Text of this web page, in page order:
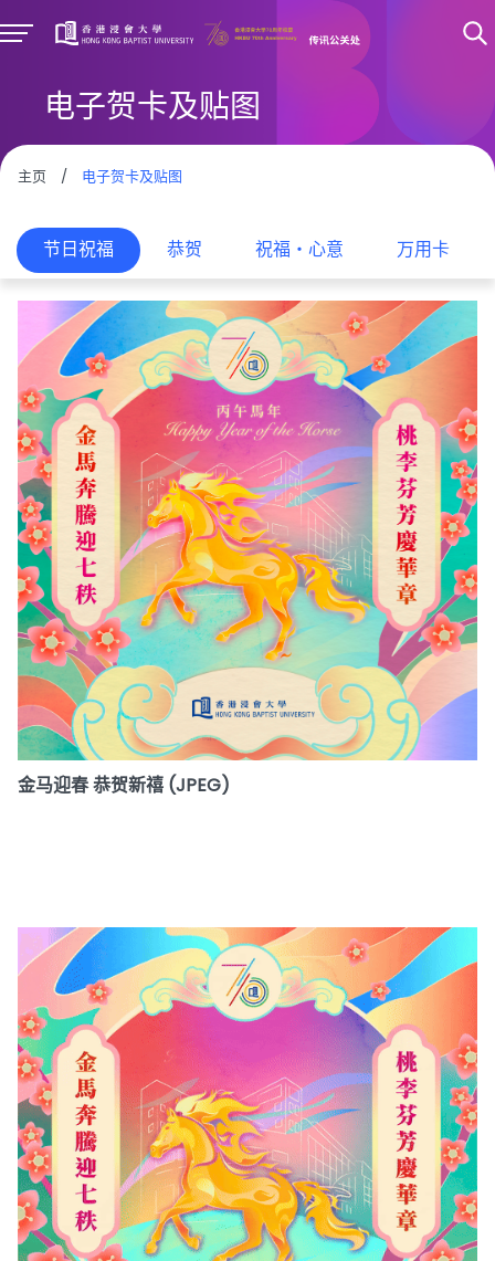
电子贺卡及贴图
主页 / 电子贺卡及贴图
节日祝福 恭贺 祝福‧心意 万用卡
金马迎春 恭贺新禧 (JPEG)